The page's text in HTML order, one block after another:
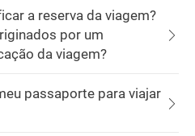
a reserva da viagem?
por um
da viagem?
passaporte para viajar